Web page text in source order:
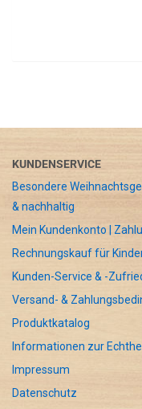
KUNDENSERVICE
Besondere
& nachhaltig
Mein Kundenkonto |
Rechnungskauf für
Kunden-Service & -
Versand- &
Produktkatalog
Informationen zur
Impressum
Datenschutz